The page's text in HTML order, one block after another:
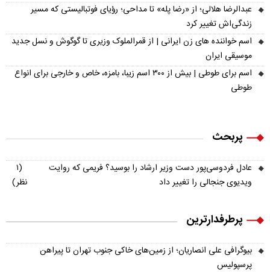
عبدالرضا هلالی؛ از «رضا پله» تا مداحی؛ رؤیای فوتبالیستی که مسیر
زندگی‌اش تغییر کرد
اسم خواننده های زن ایرانی | از قمرالملوک وزیری تا گوگوش و نسل جدید
موسیقی ایران
اسم برای طوطی | بیش از ۳۰۰ اسم زیبا، بامزه، خاص و خارجی برای انواع
طوطی
پربحث
عادل فردوسی‌پور دست وزیر ارشاد را بوسید؟ فریمی که روایت
ویدیوی جنجالی را تغییر داد
(۱
نظر)
پرطرفدارترین
بیوگرافی علی انصاریان؛ از زمین‌های خاکی جنوب تهران تا پیراهن
پرسپولیس